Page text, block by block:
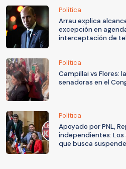
Política
Arrau explica
excepción en
interceptación de
Política
Campillai vs Flores:
senadoras en el
Política
Apoyado por PNL,
independientes:
que busca